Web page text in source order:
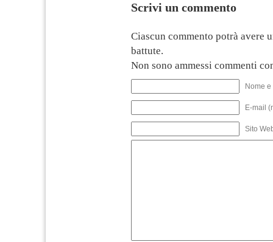
Scrivi un commento
Ciascun commento potrà avere
battute.
Non sono ammessi commenti
Nome
E-mail
Sito